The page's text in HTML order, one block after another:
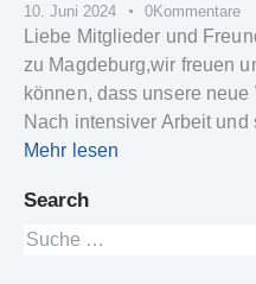
10. Juni 2024 0Kommentare
Liebe Mitglieder und
zu Magdeburg,wir freuen
können, dass unsere
Nach intensiver Arbeit
Mehr lesen
Search